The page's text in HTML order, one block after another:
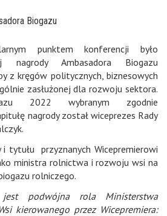
Biogazu
punktem konferencji było
nagrody Ambasadora Biogazu
z kręgów politycznych, biznesowych
zasłużonej dla rozwoju sektora.
2022 wybranym zgodnie
nagrody został wiceprezes Rady
i tytułu przyznanych Wicepremierowi
ministra rolnictwa i rozwoju wsi na
rolniczego.
jest podwójna rola Ministerstwa
kierowanego przez Wicepremiera: